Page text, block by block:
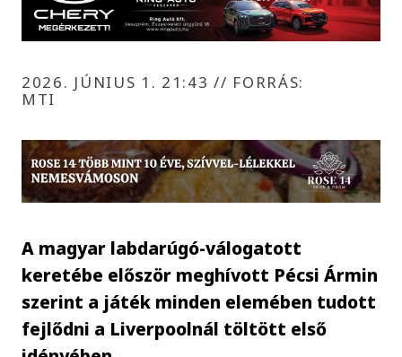
2026. JÚNIUS 1. 21:43// FORRÁS:
MTI
A magyar labdarúgó-válogatott
keretébe először meghívott Pécsi Ármin
szerint a játék minden elemében tudott
fejlődni a Liverpoolnál töltött első